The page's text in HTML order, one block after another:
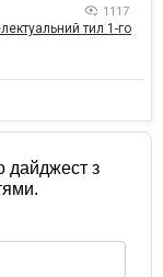
1117
тил 1-го
дайджест з